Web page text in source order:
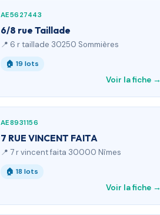
AE5627443
6/8 rue Taillade
📍 6 r taillade 30250 Sommières
🏠 19 lots
Voir la fiche →
AE8931156
7 RUE VINCENT FAITA
📍 7 r vincent faita 30000 Nîmes
🏠 18 lots
Voir la fiche →